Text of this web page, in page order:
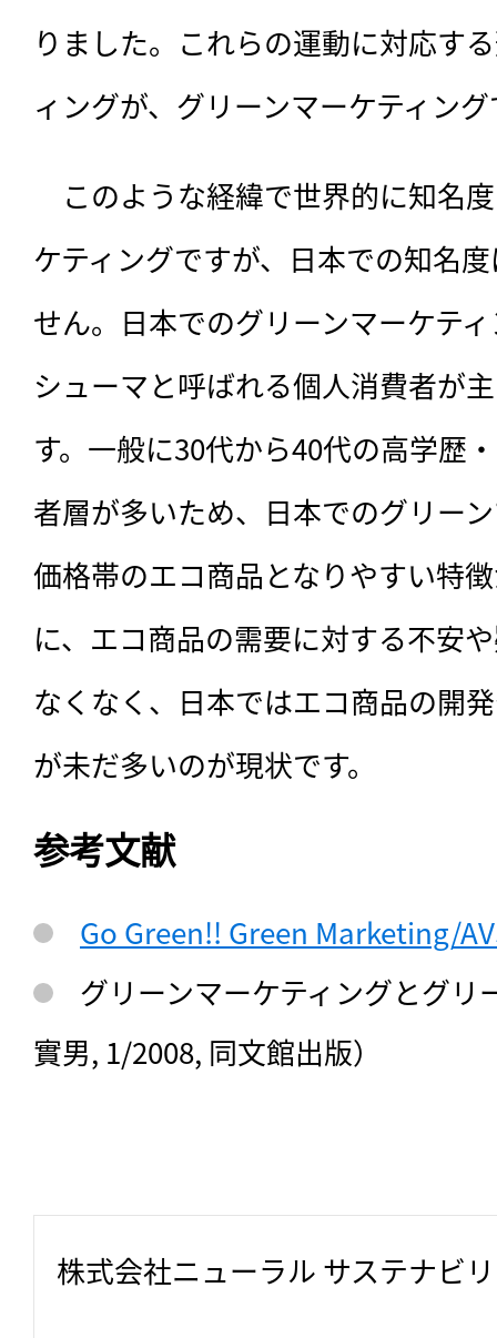
りました。これらの運動に対応す
ィングが、グリーンマーケティン
このような経緯で世界的に知名
ケティングですが、日本での知名
せん。日本でのグリーンマーケテ
シューマと呼ばれる個人消費者が
す。一般に30代から40代の高学歴
者層が多いため、日本でのグリー
価格帯のエコ商品となりやすい特
に、エコ商品の需要に対する不安
なくなく、日本ではエコ商品の開
が未だ多いのが現状です。
参考文献
Go Green!! Green Marketing/
グリーンマーケティングとグ
實男, 1/2008, 同文館出版）
株式会社ニューラル サステナビ